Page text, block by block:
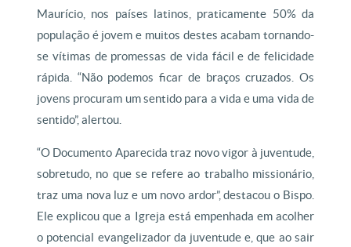
Maurício, nos países latinos, praticamente 50% da
população é jovem e muitos destes acabam tornando-
se vítimas de promessas de vida fácil e de felicidade
rápida. “Não podemos ficar de braços cruzados. Os
jovens procuram um sentido para a vida e uma vida de
sentido”, alertou.
“O Documento Aparecida traz novo vigor à juventude,
sobretudo, no que se refere ao trabalho missionário,
traz uma nova luz e um novo ardor”, destacou o Bispo.
Ele explicou que a Igreja está empenhada em acolher
o potencial evangelizador da juventude e, que ao sair